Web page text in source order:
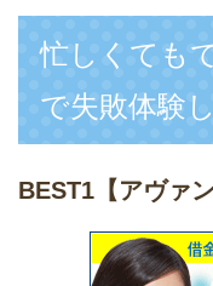
忙しくても
で失敗体験
BEST1 【アヴァ